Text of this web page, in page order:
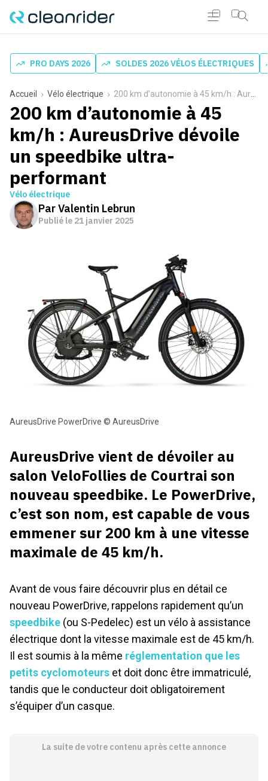
PRO DAYS 2026 SOLDES 2026 VÉLOS ÉLECTRIQUES
Accueil Vélo électrique 200 km d’autonomie à 45 km/h : AureusDrive dévoile un speedbike ultra-performant
200 km d’autonomie à 45
km/h : AureusDrive dévoile
un speedbike ultra-
performant
Vélo électrique
ParValentin Lebrun
Publié le 21 janvier 2025
AureusDrive PowerDrive © AureusDrive
AureusDrive vient de dévoiler au
salon VeloFollies de Courtrai son
nouveau speedbike. Le PowerDrive,
c’est son nom, est capable de vous
emmener sur 200 km à une vitesse
maximale de 45 km/h.
Avant de vous faire découvrir plus en détail ce
nouveau PowerDrive, rappelons rapidement qu’un
speedbike (ou S-Pedelec) est un vélo à assistance
électrique dont la vitesse maximale est de 45 km/h.
Il est soumis à la même réglementation que les
petits cyclomoteurs et doit donc être immatriculé,
tandis que le conducteur doit obligatoirement
s’équiper d’un casque.
La suite de votre contenu après cette annonce